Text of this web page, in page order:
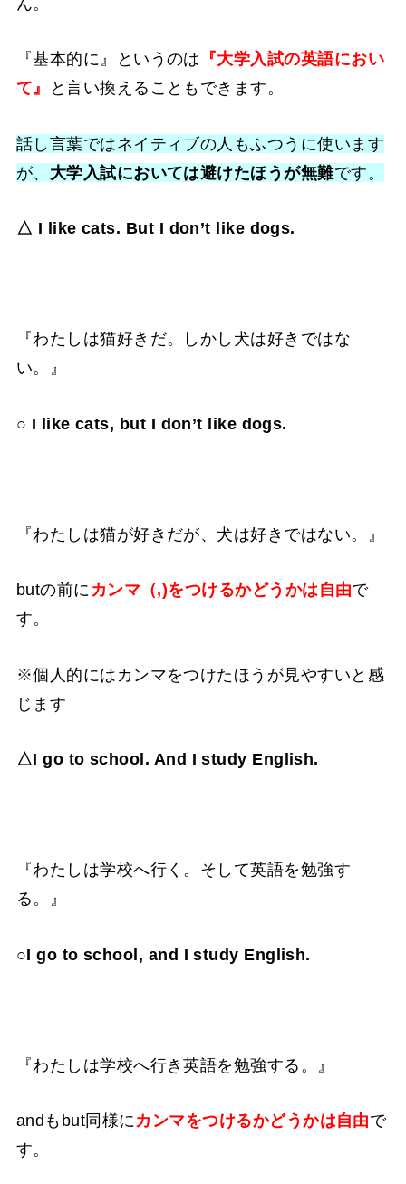
『基本的に』というのは 『大学入試の英語におい
て』
と言い換えることもできます。
話し言葉ではネイティブの人もふつうに使います
が、 大学入試においては避けたほうが無難です。
△ I like cats. But I don’t like dogs.
『わたしは猫好きだ。しかし犬は好きではな
い。』
○ I like cats, but I don’t like dogs.
『わたしは猫が好きだが、犬は好きではない。』
butの前にカンマ（,)をつけるかどうかは自由で
す。
※個人的にはカンマをつけたほうが見やすいと感
じます
△I go to school. And I study English.
『わたしは学校へ行く。そして英語を勉強す
る。』
○I go to school, and I study English.
『わたしは学校へ行き英語を勉強する。』
andもbut同様にカンマをつけるかどうかは自由で
す。